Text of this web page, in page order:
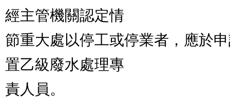
經主管機關認定情
節重大處以停工或停業者，應於
置乙級廢水處理專
責人員。